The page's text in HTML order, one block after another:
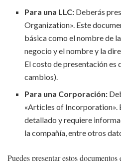
Para una LLC: Deberás
Organization». Este
básica como el nombre de
negocio y el nombre y la
El costo de presentación es
cambios).
Para una Corporación:
«Articles of Incorporation».
detallado y requiere
la compañía, entre otros
Puedes presentar estos